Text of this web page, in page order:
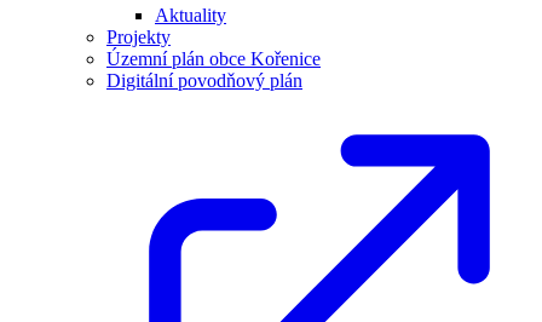
Aktuality
Projekty
Územní plán obce Kořenice
Digitální povodňový plán